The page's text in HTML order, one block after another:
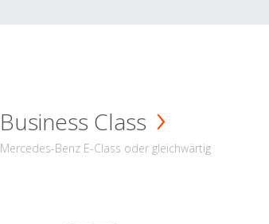
Business Class
Mercedes-Benz E-Class oder gleichwärtig